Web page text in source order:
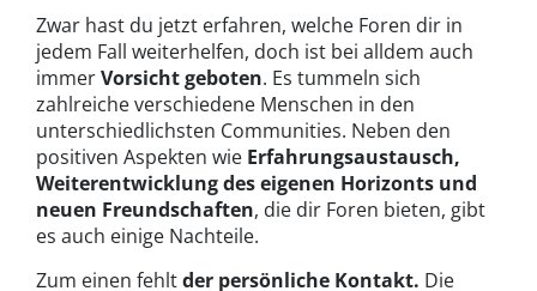
Zwar hast du jetzt erfahren, welche Foren dir in
jedem Fall weiterhelfen, doch ist bei alldem auch
immerVorsicht geboten. Es tummeln sich
zahlreiche verschiedene Menschen in den
unterschiedlichsten Communities. Neben den
positiven Aspekten wie Erfahrungsaustausch,
Weiterentwicklung des eigenen Horizonts und
neuen Freundschaften, die dir Foren bieten, gibt
es auch einige Nachteile.
Zum einen fehltder persönliche Kontakt. Die